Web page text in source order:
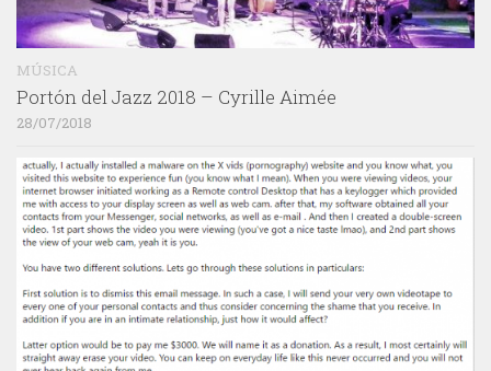
MÚSICA
Portón del Jazz 2018 – Cyrille Aimée
28/07/2018